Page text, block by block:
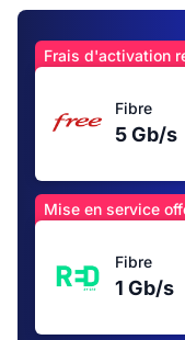
Frais d'activation
Fibre
5 Gb/s
Mise en service
Fibre
1 Gb/s